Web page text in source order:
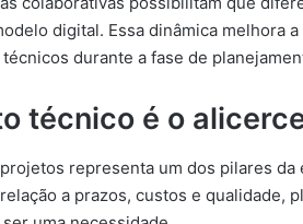
digital. Essa dinâmica melhora
durante a fase de
técnico é o
representa um dos pilares
a prazos, custos e qualidade,